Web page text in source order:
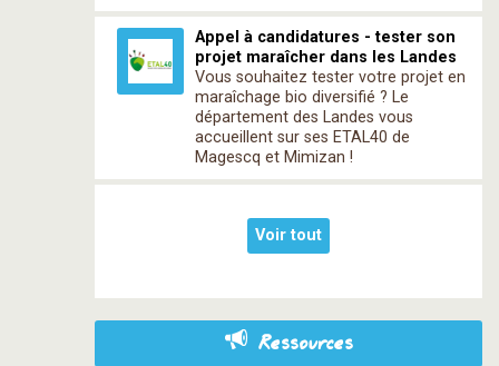
Appel à candidatures - tester son
projet maraîcher dans les Landes
Vous souhaitez tester votre projet en
maraîchage bio diversifié ? Le
département des Landes vous
accueillent sur ses ETAL40 de
Magescq et Mimizan !
Voir tout
Ressources